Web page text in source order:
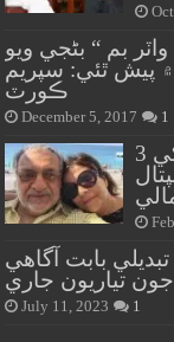
بم “ بڻجي ويو
۾ پيش ٿئي: سپريم
ڪورٽ
December 5, 2017 1
هزار خان بجاراڻي کي هڪ ۽ فريحا کي 3
تبديلي بابت آگاهي
تياريون جاري
July 11, 2023 1